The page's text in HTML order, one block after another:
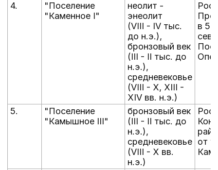
4.
"Поселение
"Каменное I"
неолит -
энеолит
(VIII - IV тыс.
до н.э.),
бронзовый век
(III - II тыс. до
н.э.),
средневековье
(VIII - X, XIII -
XIV вв. н.э.)
в
5.
"Поселение
"Камышное III"
бронзовый век
(III - II тыс. до
н.э.),
средневековье
(VIII - X вв.
н.э.)
от